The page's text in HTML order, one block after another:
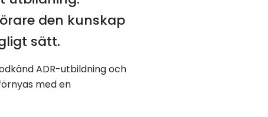
den kunskap
sätt.
ADR-utbildning och
med en